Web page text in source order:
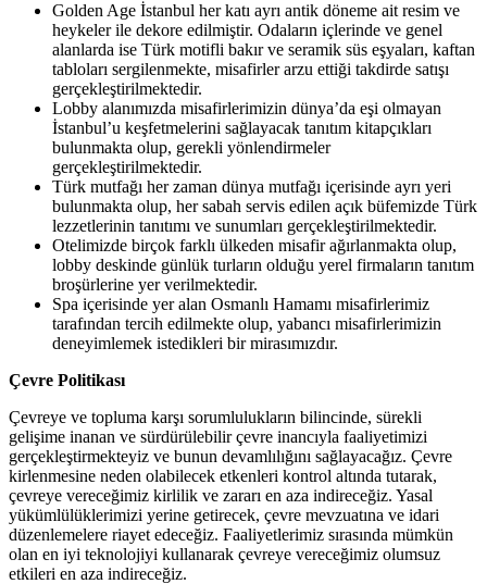
Golden Age İstanbul her katı ayrı antik döneme ait resim ve
heykeler ile dekore edilmiştir. Odaların içlerinde ve genel
alanlarda ise Türk motifli bakır ve seramik süs eşyaları, kaftan
tabloları sergilenmekte, misafirler arzu ettiği takdirde satışı
gerçekleştirilmektedir.
Lobby alanımızda misafirlerimizin dünya’da eşi olmayan
İstanbul’u keşfetmelerini sağlayacak tanıtım kitapçıkları
bulunmakta olup, gerekli yönlendirmeler
gerçekleştirilmektedir.
Türk mutfağı her zaman dünya mutfağı içerisinde ayrı yeri
bulunmakta olup, her sabah servis edilen açık büfemizde Türk
lezzetlerinin tanıtımı ve sunumları gerçekleştirilmektedir.
Otelimizde birçok farklı ülkeden misafir ağırlanmakta olup,
lobby deskinde günlük turların olduğu yerel firmaların tanıtım
broşürlerine yer verilmektedir.
Spa içerisinde yer alan Osmanlı Hamamı misafirlerimiz
tarafından tercih edilmekte olup, yabancı misafirlerimizin
deneyimlemek istedikleri birmirasımızdır.
Çevre Politikası
Çevreye ve topluma karşı sorumlulukların bilincinde, sürekli
gelişime inanan ve sürdürülebilir çevre inancıyla faaliyetimizi
gerçekleştirmekteyiz ve bunun devamlılığını sağlayacağız. Çevre
kirlenmesine neden olabilecek etkenleri kontrol altında tutarak,
çevreye vereceğimiz kirlilik ve zararı en aza indireceğiz. Yasal
yükümlülüklerimizi yerine getirecek, çevre mevzuatına ve idari
düzenlemelere riayet edeceğiz. Faaliyetlerimiz sırasında mümkün
olan en iyi teknolojiyi kullanarak çevreye vereceğimiz olumsuz
etkileri en aza indireceğiz.